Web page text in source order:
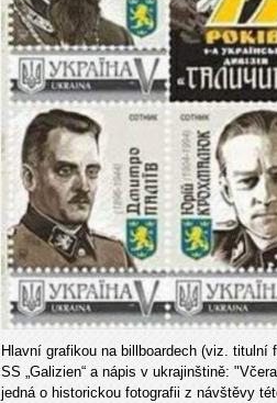
Hlavní grafikou na billboardech (viz. titulní
SS „Galizien“ a nápis v ukrajinštině:
jedná o historickou fotografii z návštěvy